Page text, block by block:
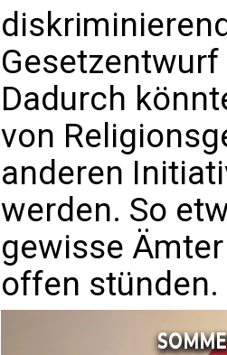
Dadurch
von
anderen
werden. So
gewisse
offen stünden.